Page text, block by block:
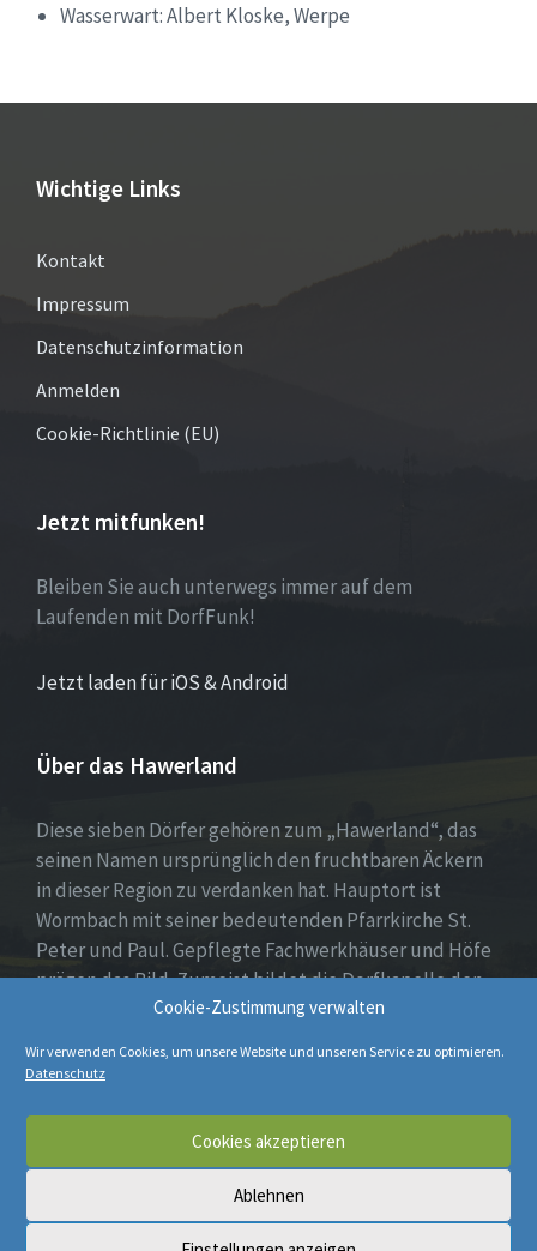
Cookie-Zustimmung verwalten
Wir verwenden Cookies, um unsere Website und unseren Service zu optimieren.
Datenschutz
Cookies akzeptieren
Ablehnen
Wasserwart: Albert Kloske, Werpe
Wichtige Links
Kontakt
Impressum
Datenschutzinformation
Anmelden
Cookie-Richtlinie (EU)
Jetzt mitfunken!
Bleiben Sie auch unterwegs immer auf dem
Laufenden mit DorfFunk!
Jetzt laden für iOS & Android
Über das Hawerland
Diese sieben Dörfer gehören zum „Hawerland“, das
seinen Namen ursprünglich den fruchtbaren Äckern
in dieser Region zu verdanken hat. Hauptort ist
Wormbach mit seiner bedeutenden Pfarrkirche St.
Peter und Paul. Gepflegte Fachwerkhäuser und Höfe
prägen das Bild. Zumeist bildet die Dorfkapelle den
Mittelpunkt, umgeben von Wohnhäusern, Spiel- oder
© 2026 Hawerland